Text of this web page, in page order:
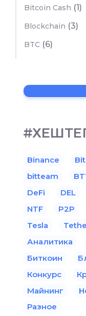
Bitcoin Cash (1)
Blockchain (3)
BTC (6)
Binance
bitteam
DeFi
DEL
NTF
P2P
Tesla
Аналитика
Биткоин
Конкурс
Майнинг
Разное